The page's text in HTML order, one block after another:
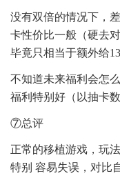
没有双倍的情况下，
卡性价比一般（硬去
毕竟只相当于额外给13
不知道未来福利会怎
福利特别好（以抽卡
⑦总评
正常的移植游戏，玩
特别 容易失误，对比